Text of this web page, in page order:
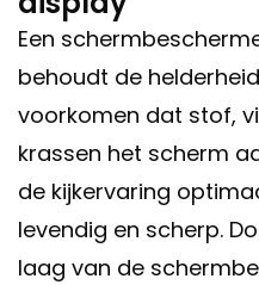
Een
behoudt de
voorkomen dat stof,
krassen het scherm
de kijkervaring
levendig en scherp.
laag van de